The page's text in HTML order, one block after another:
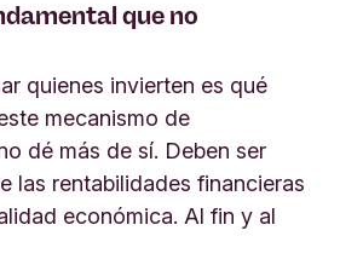
que no
quienes invierten es qué
mecanismo de
dé más de sí. Deben ser
las rentabilidades financieras
económica. Al fin y al